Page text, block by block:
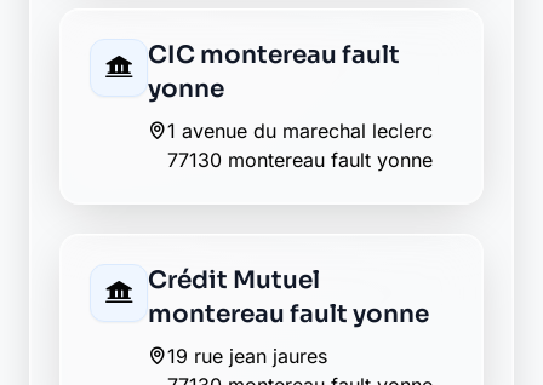
Matmut montereau fault
yonne
77130 montereau fault yonne
Société Générale
montereau-fault-yonne
77130 montereau-fault-yonne